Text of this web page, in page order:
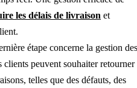
les délais de livraison et
étape concerne la gestion des
clients peuvent souhaiter retourner
telles que des défauts, des